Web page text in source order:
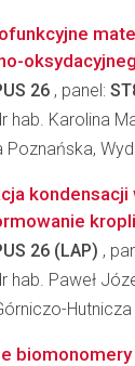
26 , panel:
hab. Karolina
Poznańska,
26 (LAP) ,
hab. Paweł